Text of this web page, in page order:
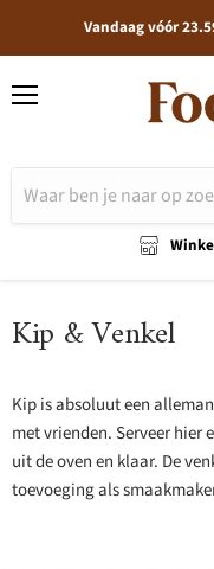
Vandaag vóór
Kip & Venkel
Kip is absoluut een
met vrienden. Serveer hier
uit de oven en klaar. De
toevoeging als